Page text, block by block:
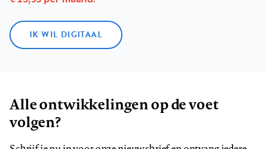
IK WIL DIGITAAL
Alle ontwikkelingen op de voet
volgen?